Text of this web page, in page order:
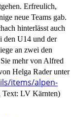
Erfreulich,
neue Teams gab.
hinterlässt auch
den U14 und der
an zwei den
mehr von Alfred
Helga Rader unter
items/alpen-
Text: LV Kärnten)